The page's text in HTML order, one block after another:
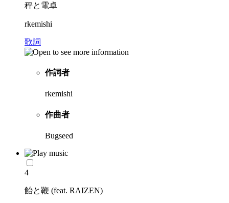
秤と電卓
rkemishi
歌詞
作詞者
rkemishi
作曲者
Bugseed
4
飴と鞭 (feat. RAIZEN)